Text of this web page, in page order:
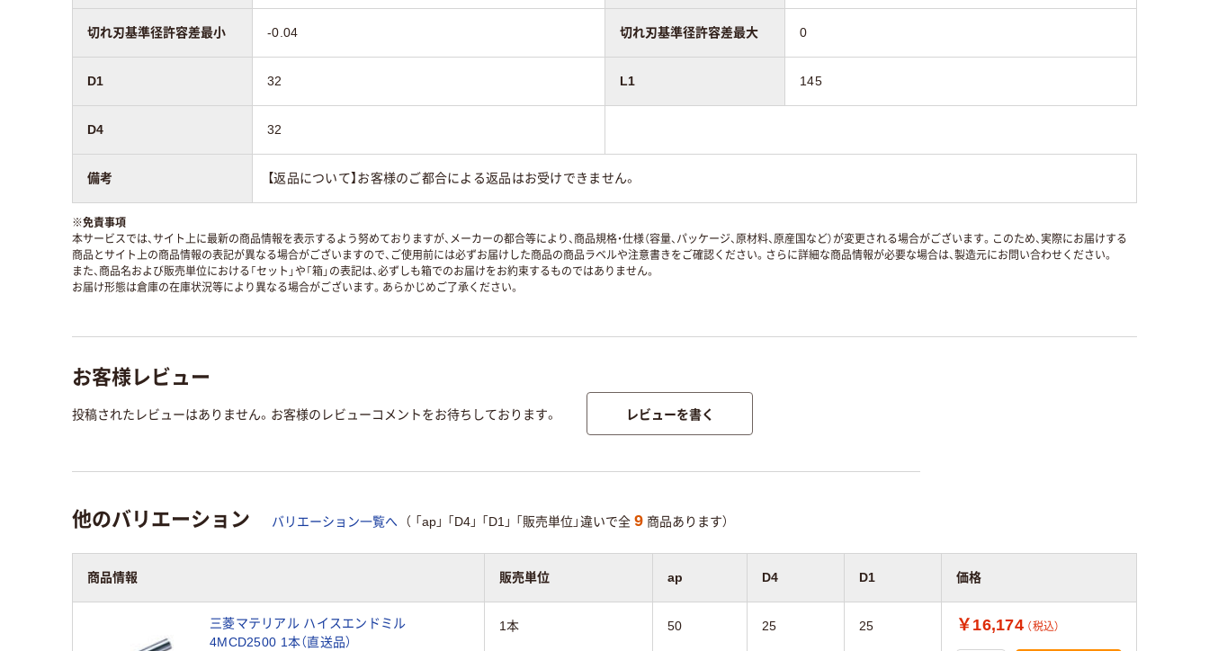
切れ刃基準径許容差最小 -0.04 切れ刃基準径許容差最大 0
D1 32 L1 145
D4 32
備考 【返品について】お客様のご都合による返品はお受けできません。
※免責事項
本サービスでは、サイト上に最新の商品情報を表示するよう努めておりますが、メーカーの都合等により、商品規格・仕様（容量、パッケージ、原材料、原産国など）が変更される場合がございます。このため、実際にお届けする
商品とサイト上の商品情報の表記が異なる場合がございますので、ご使用前には必ずお届けした商品の商品ラベルや注意書きをご確認ください。さらに詳細な商品情報が必要な場合は、製造元にお問い合わせください。
また、商品名および販売単位における「セット」や「箱」の表記は、必ずしも箱でのお届けをお約束するものではありません。
お届け形態は倉庫の在庫状況等により異なる場合がございます。あらかじめご了承ください。
お客様レビュー
投稿されたレビューはありません。お客様のレビューコメントをお待ちしております。 レビューを書く
他のバリエーション バリエーション一覧へ （ 「ap」 「D4」 「D1」 「販売単位」違いで全 9 商品あります）
商品情報 販売単位 ap D4 D1 価格
三菱マテリアル ハイスエンドミル
4MCD2500 1本（直送品）
1本 50 25 25 ￥16,174 （税込）